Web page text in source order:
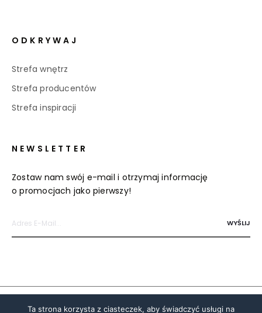
ODKRYWAJ
Strefa wnętrz
Strefa producentów
Strefa inspiracji
NEWSLETTER
Zostaw nam swój e-mail i otrzymaj informację
o promocjach jako pierwszy!
Polityka prywatności i cookies
Ta strona korzysta z ciasteczek, aby świadczyć usługi na